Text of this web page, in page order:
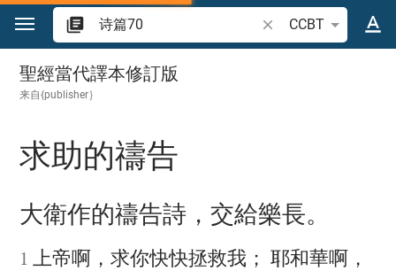
跳转到内容
搜索圣经经文或单词
CCBT
诗篇 70
聖經當代譯本修訂版
来自{publisher｝

求助的禱告

大衛作的禱告詩，交給樂長。

1 上帝啊，求你快快拯救我； 耶和華啊，